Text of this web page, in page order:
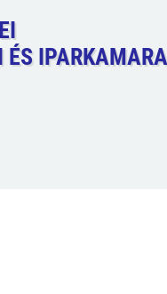
ÉS IPARKAMARA